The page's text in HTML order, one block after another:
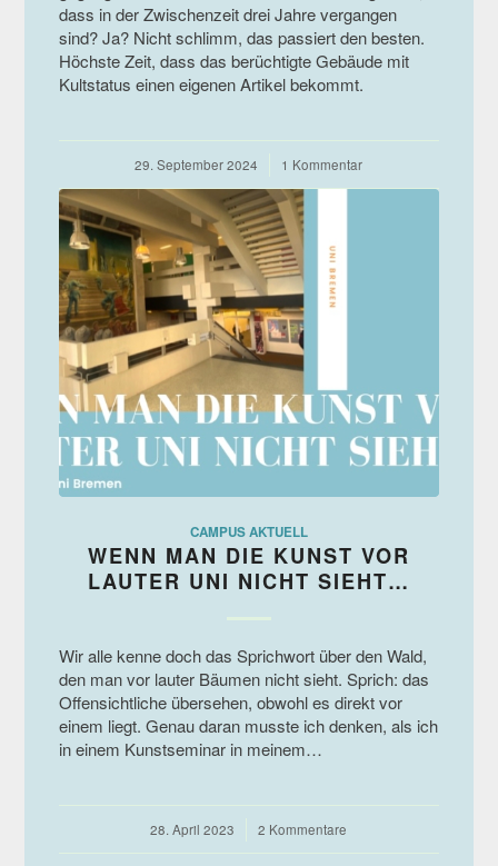
dass in der Zwischenzeit drei Jahre vergangen
sind? Ja? Nicht schlimm, das passiert den besten.
Höchste Zeit, dass das berüchtigte Gebäude mit
Kultstatus einen eigenen Artikel bekommt.
29. September 2024
/ 1 Kommentar
CAMPUS AKTUELL
WENN MAN DIE KUNST VOR
LAUTER UNI NICHT SIEHT…
Wir alle kenne doch das Sprichwort über den Wald,
den man vor lauter Bäumen nicht sieht. Sprich: das
Offensichtliche übersehen, obwohl es direkt vor
einem liegt. Genau daran musste ich denken, als ich
in einem Kunstseminar in meinem…
28. April 2023
/ 2 Kommentare